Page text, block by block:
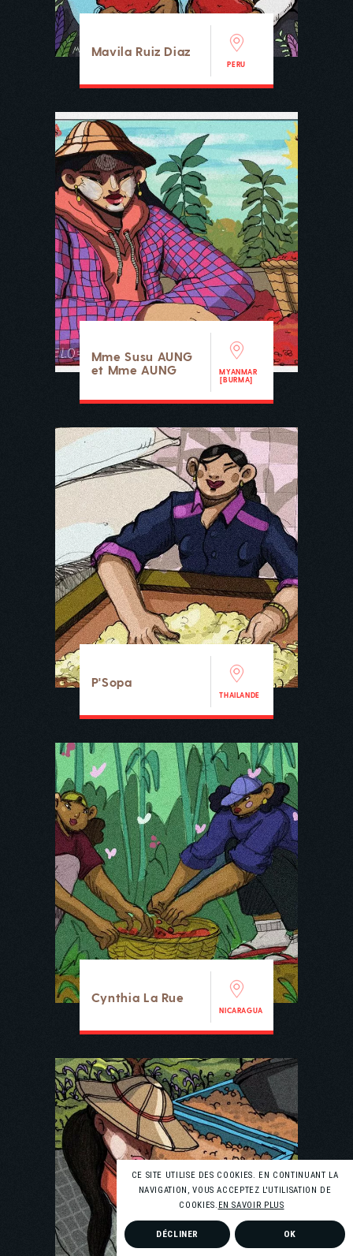
CE SITE UTILISE DES COOKIES. EN CONTINUANT LA
NAVIGATION, VOUS ACCEPTEZ L'UTILISATION DE
COOKIES. EN SAVOIR PLUS
DÉCLINER OK
Mavila Ruiz Diaz
PERU
Mme Susu AUNG
et Mme AUNG
MYANMAR
[BURMA]
P'Sopa
THAILANDE
Cynthia La Rue
NICARAGUA